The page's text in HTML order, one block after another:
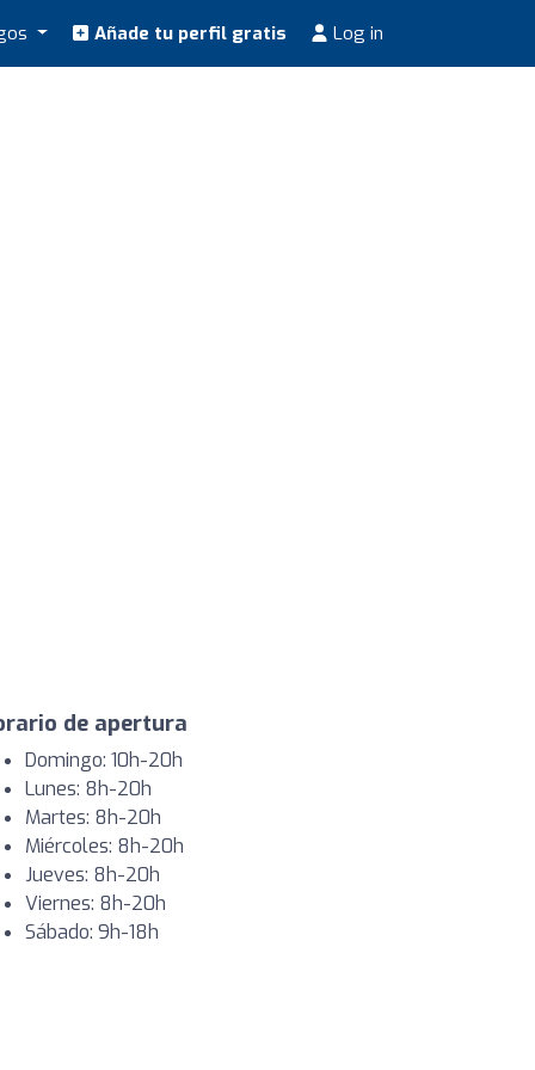
Añade tu perfil gratis Log in
de apertura
Domingo: 10h-20h
Lunes: 8h-20h
Martes: 8h-20h
Miércoles: 8h-20h
Jueves: 8h-20h
Viernes: 8h-20h
Sábado: 9h-18h